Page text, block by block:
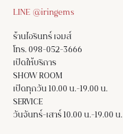
LINE @iringems
ร้านไอรินทร์ เจมส์
โทร. 098-052-3666
เปิดให้บริการ
SHOW ROOM
เปิดทุกวัน 10.00 น.-19.00 น.
SERVICE
วันจันทร์-เสาร์ 10.00 น.-19.00 น.